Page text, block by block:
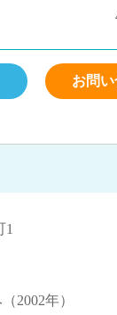
お問
1
2002年）